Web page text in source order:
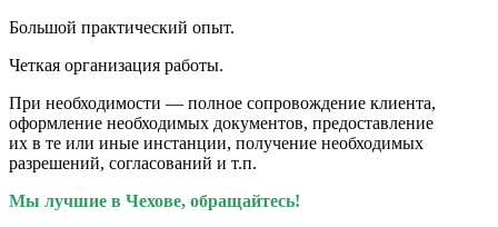
Большой практический опыт.
Четкая организация работы.
При необходимости — полное сопровождение клиента,
оформление необходимых документов, предоставление
их в те или иные инстанции, получение необходимых
разрешений, согласований и т.п.
Мы лучшие в Чехове, обращайтесь!